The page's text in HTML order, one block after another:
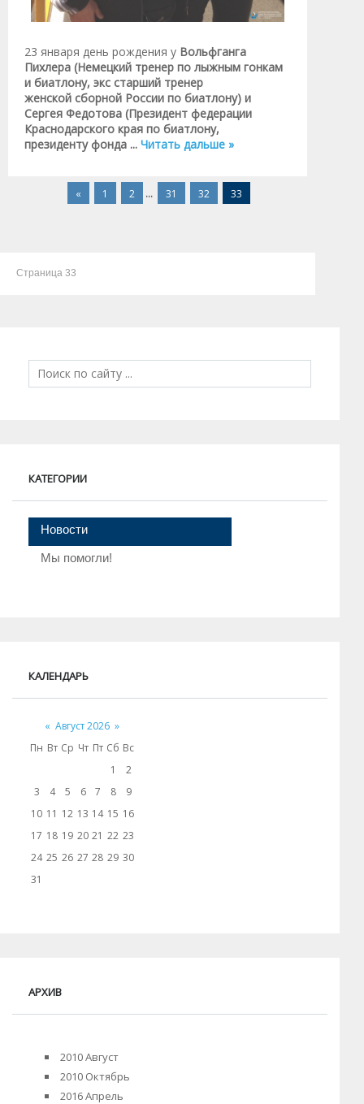
23 января день рождения у Вольфганга
Пихлера (Немецкий тренер по лыжным гонкам
и биатлону, экс старший тренер
женской сборной России по биатлону) и
Сергея Федотова (Президент федерации
Краснодарского края по биатлону,
президенту фонда ... Читать дальше »
« 1 2 ... 31 32 33
Страница 33
КАТЕГОРИИ
Новости
Мы помогли!
КАЛЕНДАРЬ
« Август 2026 »
Пн Вт Ср Чт Пт Сб Вс
1
2
3
4 5 6 7 8
9
10 11 12 13 14 15 16
17 18 19 20 21 22 23
24 25 26 27 28 29 30
31
АРХИВ
2010 Август
2010 Октябрь
2016 Апрель